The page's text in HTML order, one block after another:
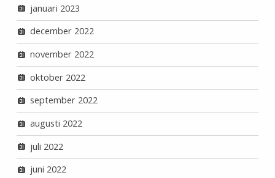
januari 2023
december 2022
november 2022
oktober 2022
september 2022
augusti 2022
juli 2022
juni 2022